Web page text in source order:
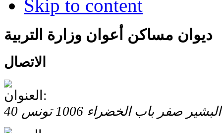
Skip to content
ديوان مساكن أعوان وزارة التربية
الاتصال
البشير صفر باب الخضراء 1006 تونس